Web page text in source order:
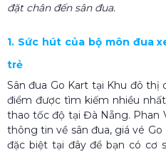
đặt chân đến sân đua.
1. Sức hút của bộ môn đua
trẻ
Sân đua Go Kart tại Khu đô
điểm được tìm kiếm nhiều
thao tốc độ tại Đà Nẵng. Phan
thông tin về sân đua, giá vé
đặc biệt tại đây để bạn có cơ